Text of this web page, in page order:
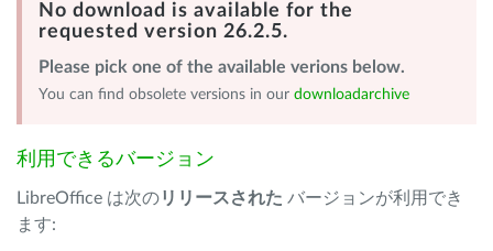
No download is available for the
requested version 26.2.5.
Please pick one of the available verions below.
You can find obsolete versions in our downloadarchive
利用できるバージョン
LibreOffice は次のリリースされた バージョンが利用でき
ます: